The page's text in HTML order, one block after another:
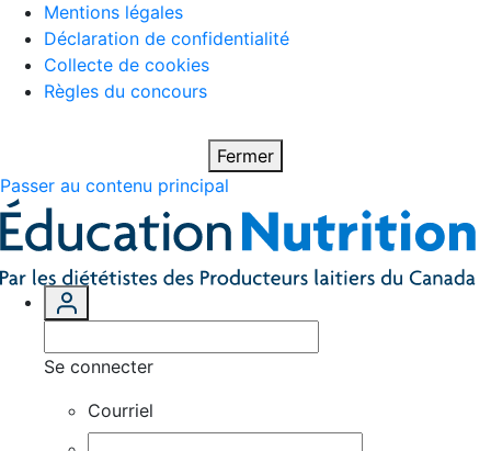
Mentions légales
Déclaration de confidentialité
Collecte de cookies
Règles du concours
Fermer
Passer au contenu principal
Se connecter
Courriel